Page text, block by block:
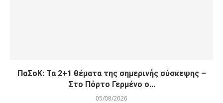
ΠαΣοΚ: Τα 2+1 θέματα της σημερινής σύσκεψης –
Στο Πόρτο Γερμένο ο...
05/08/2026